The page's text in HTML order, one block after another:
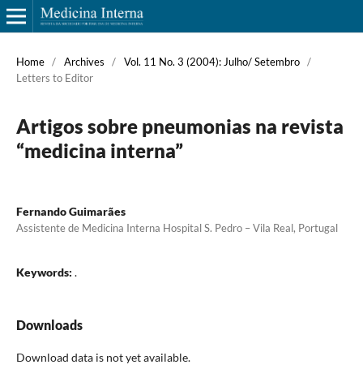
Home / Archives / Vol. 11 No. 3 (2004): Julho/ Setembro /
Letters to Editor
Artigos sobre pneumonias na revista
“medicina interna”
Fernando Guimarães
Assistente de Medicina Interna Hospital S. Pedro – Vila Real, Portugal
Keywords: .
Downloads
Download data is not yet available.